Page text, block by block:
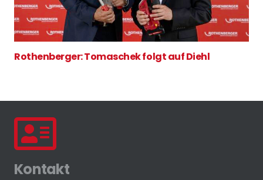
Rothenberger: Tomaschek folgt auf Diehl
Kontakt